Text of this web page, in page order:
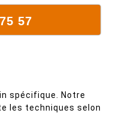
57
spécifique. Notre
les techniques selon